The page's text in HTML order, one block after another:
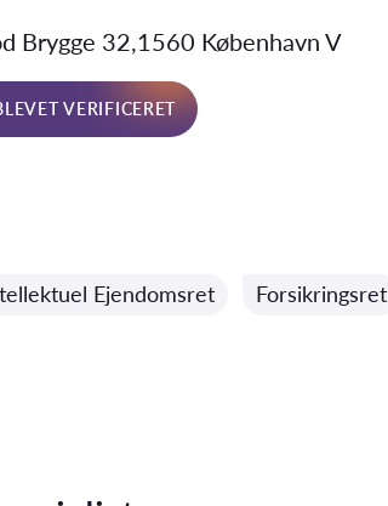
Brygge 32,1560 København V
VERIFICERET
Ejendomsret Forsikringsret